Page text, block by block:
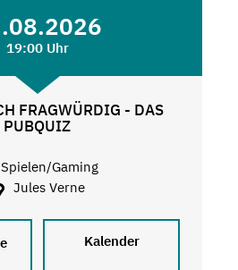
19:00 Uhr
FRAGWÜRDIG - DAS
PUBQUIZ
Spielen/Gaming
Jules Verne
Kalender